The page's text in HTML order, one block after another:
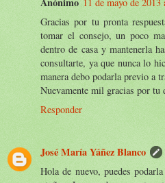
11 de mayo de 2013
Gracias por tu pronta
tomar el consejo, un poco
dentro de casa y mantenerla
consultarte, ya que nunca lo
manera debo podarla previo a
Nuevamente mil gracias por
Responder
José María Yáñez Blanco
Hola de nuevo, puedes